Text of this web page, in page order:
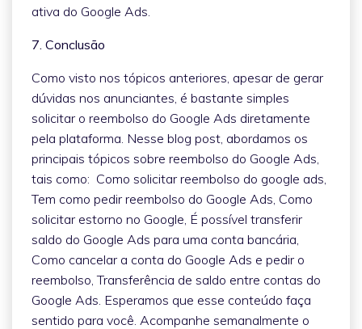
ativa do Google Ads.
7. Conclusão
Como visto nos tópicos anteriores, apesar de gerar
dúvidas nos anunciantes, é bastante simples
solicitar o reembolso do Google Ads diretamente
pela plataforma. Nesse blog post, abordamos os
principais tópicos sobre reembolso do Google Ads,
tais como: Como solicitar reembolso do google ads,
Tem como pedir reembolso do Google Ads, Como
solicitar estorno no Google, É possível transferir
saldo do Google Ads para uma conta bancária,
Como cancelar a conta do Google Ads e pedir o
reembolso, Transferência de saldo entre contas do
Google Ads. Esperamos que esse conteúdo faça
sentido para você. Acompanhe semanalmente o